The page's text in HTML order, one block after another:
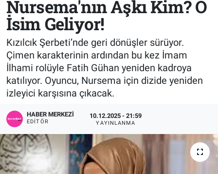
Nursema'nın Aşkı Kim? O
İsim Geliyor!
Kızılcık Şerbeti’nde geri dönüşler sürüyor.
Çimen karakterinin ardından bu kez İmam
İlhami rolüyle Fatih Gühan yeniden kadroya
katılıyor. Oyuncu, Nursema için dizide yeniden
izleyici karşısına çıkacak.
HABER MERKEZI
EDITÖR
10.12.2025 - 21:59
YAYINLANMA
Sağlık
Spor
Teknoloji
Tv Medya
KÜLTÜR SANAT